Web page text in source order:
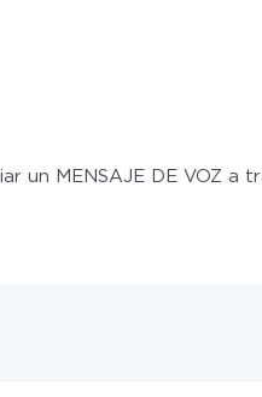
un MENSAJE DE VOZ a